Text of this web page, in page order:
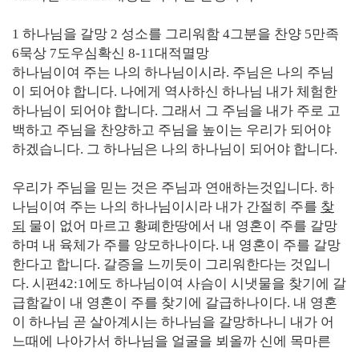
1 하나님을 갈망 2 성소를 그리워함 4그분을 찬양 5만족
6묵상 7도우심확신 8-11대적멸망
하나님이여 주는 나의 하나님이시라. 주님은 나의 주님
이 되어야 합니다. 나에게 역사하신 하나님 내가 체험한
하나님이 되어야 합니다. 그래서 그 주님을 내가 주로 고
백하고 주님을 찬양하고 주님을 높이는 우리가 되어야
하겠습니다. 그 하나님은 나의 하나님이 되어야 합니다.
우리가 주님을 믿는 것은 주님과 연애하는것입니다. 하
나님이여 주는 나의 하나님이시라 내가 간절히 주를 찾
되 물이 없어 마르고 황폐한땅에서 내 영혼이 주를 갈망
하며 내 육체가 주를 앙모하나이다. 내 영혼이 주를 갈망
한다고 합니다. 갈증을 느끼듯이 그리워한다는 것입니
다. 시편42:1에도 하나님이여 사슴이 시냇물을 찾기에 갈
급함같이 내 영혼이 주를 찾기에 갈급하나이다. 내 영혼
이 하나님 곧 살아계시는 하나님을 갈망하나니 내가 어
느때에 나아가서 하나님을 얼굴을 뵈올까 신에 목마른